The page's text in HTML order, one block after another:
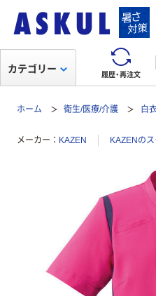
履歴・再注文
カテゴリー
ホーム 衛生/医療/介護 白
メーカー KAZEN KAZENの